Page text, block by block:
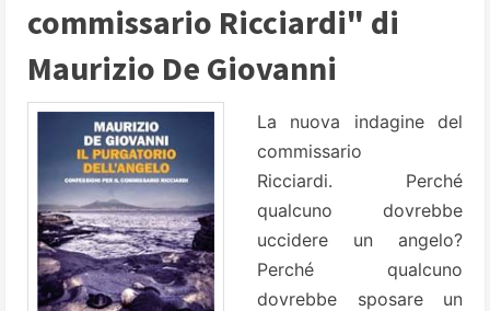
commissario Ricciardi" di
Maurizio De Giovanni
La nuova indagine del
commissario
Ricciardi. Perché
qualcuno dovrebbe
uccidere un angelo?
Perché qualcuno
dovrebbe sposare un